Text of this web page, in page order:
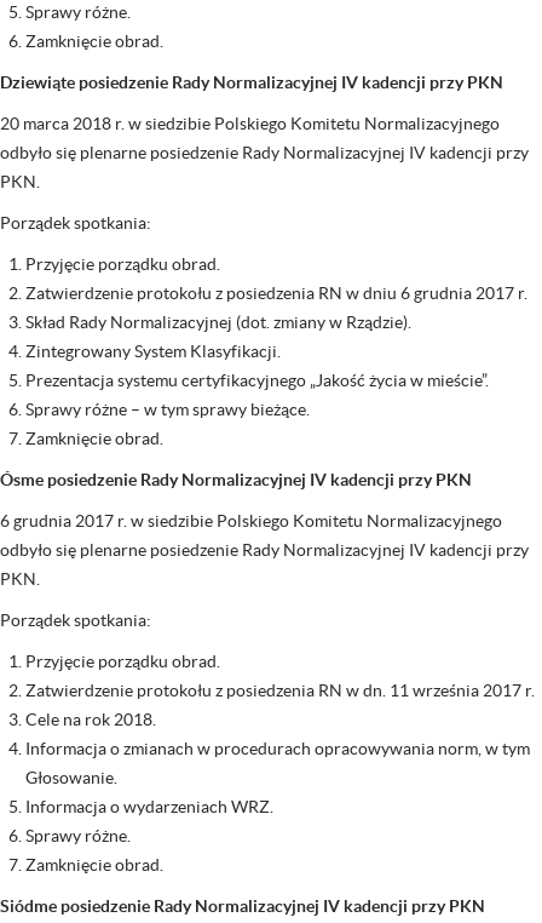
Sprawy różne.
Zamknięcie obrad.
Dziewiąte posiedzenie Rady Normalizacyjnej IV kadencji przy PKN
20 marca 2018 r. w siedzibie Polskiego Komitetu Normalizacyjnego
odbyło się plenarne posiedzenie Rady Normalizacyjnej IV kadencji przy
PKN.
Porządek spotkania:
Przyjęcie porządku obrad.
Zatwierdzenie protokołu z posiedzenia RN w dniu 6 grudnia 2017 r.
Skład Rady Normalizacyjnej (dot. zmiany w Rządzie).
Zintegrowany System Klasyfikacji.
Prezentacja systemu certyfikacyjnego „Jakość życia w mieście”.
Sprawy różne – w tym sprawy bieżące.
Zamknięcie obrad.
Ósme posiedzenie Rady Normalizacyjnej IV kadencji przy PKN
6 grudnia 2017 r. w siedzibie Polskiego Komitetu Normalizacyjnego
odbyło się plenarne posiedzenie Rady Normalizacyjnej IV kadencji przy
PKN.
Porządek spotkania:
Przyjęcie porządku obrad.
Zatwierdzenie protokołu z posiedzenia RN w dn. 11 września 2017 r.
Cele na rok 2018.
Informacja o zmianach w procedurach opracowywania norm, w tym
Głosowanie.
Informacja o wydarzeniach WRZ.
Sprawy różne.
Zamknięcie obrad.
Siódme posiedzenie Rady Normalizacyjnej IV kadencji przy PKN